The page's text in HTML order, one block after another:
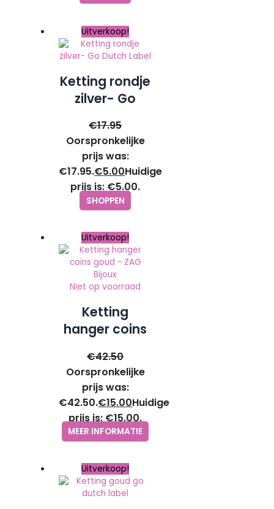
Uitverkoop!
Ketting rondje
zilver- Go
€17.95
Oorspronkelijke
prijs was:
€17.95.€5.00Huidige
prijs is: €5.00.
SHOPPEN
Uitverkoop!
Niet op voorraad
Ketting
hanger coins
Bijoux
€42.50
Oorspronkelijke
prijs was:
€42.50.€15.00Huidige
prijs is: €15.00.
MEER INFORMATIE
Uitverkoop!